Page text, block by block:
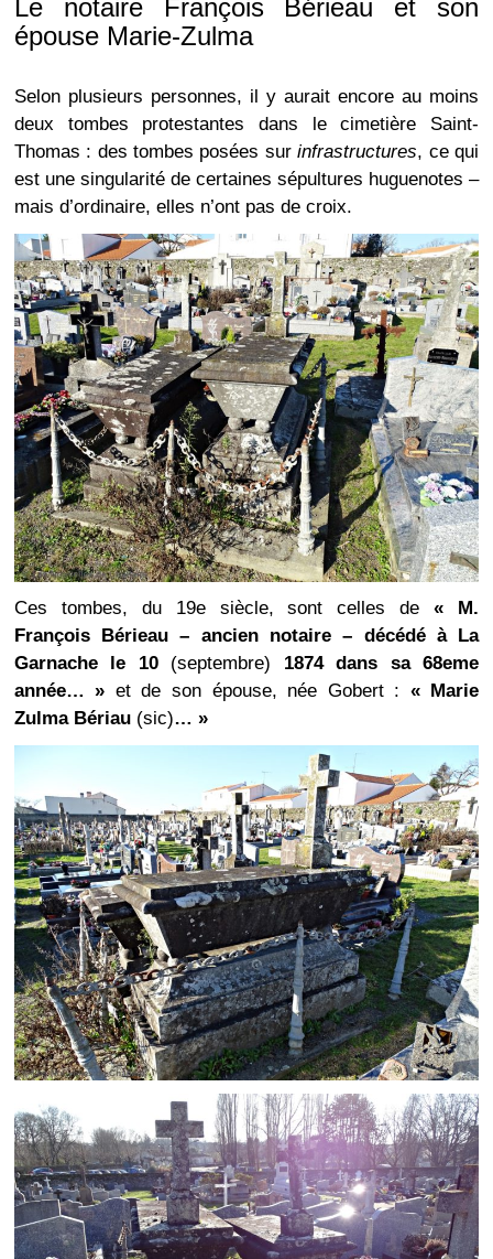
Le notaire François Bérieau et son
épouse Marie-Zulma
Selon plusieurs personnes, il y aurait encore au moins
deux tombes protestantes dans le cimetière Saint-
Thomas : des tombes posées surinfrastructures, ce qui
est une singularité de certaines sépultures huguenotes –
mais d’ordinaire, elles n’ont pas de croix.
Ces tombes, du 19e siècle, sont celles de« M.
François Bérieau – ancien notaire – décédé à La
Garnache le 10 (septembre) 1874 dans sa 68eme
année… » et de son épouse, née Gobert : « Marie
Zulma Bériau (sic)… »